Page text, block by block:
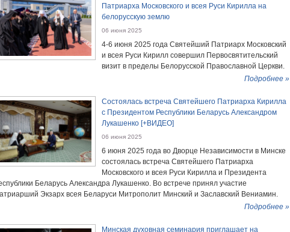
Патриарха Московского и всея Руси Кирилла на
белорусскую землю
06 июня 2025
4-6 июня 2025 года Святейший Патриарх Московский
и всея Руси Кирилл совершил Первосвятительский
визит в пределы Белорусской Православной Церкви.
Подробнее »
Состоялась встреча Святейшего Патриарха Кирилла
с Президентом Республики Беларусь Александром
Лукашенко [+ВИДЕО]
06 июня 2025
6 июня 2025 года во Дворце Независимости в Минске
состоялась встреча Святейшего Патриарха
Московского и всея Руси Кирилла и Президента
Беларусь Александра Лукашенко. Во встрече принял участие
Экзарх всея Беларуси Митрополит Минский и Заславский Вениамин.
Подробнее »
Минская духовная семинария приглашает на